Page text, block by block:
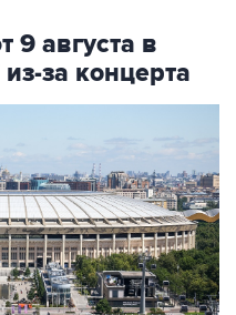
9 августа в
за концерта